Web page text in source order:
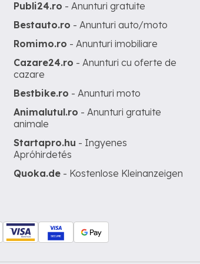
Publi24.ro - Anunturi gratuite
Bestauto.ro - Anunturi auto/moto
Romimo.ro - Anunturi imobiliare
Cazare24.ro - Anunturi cu oferte de
cazare
Bestbike.ro - Anunturi moto
Animalutul.ro - Anunturi gratuite
animale
Startapro.hu - Ingyenes
Apróhirdetés
Quoka.de - Kostenlose Kleinanzeigen